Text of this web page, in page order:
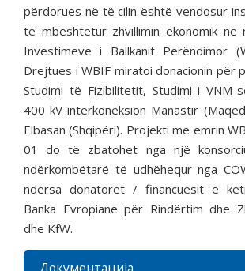
përdorues në të cilin është vendosur
të mbështetur zhvillimin ekonomik në
Investimeve i Ballkanit Perëndimor
Drejtues i WBIF miratoi donacionin për
Studimi të Fizibilitetit, Studimi i VNM-
400 kV interkoneksion Manastir
Elbasan (Shqipëri). Projekti me emrin
01 do të zbatohet nga një
ndërkombëtarë të udhëhequr nga
ndërsa donatorët / financuesit e
Banka Evropiane për Rindërtim dhe
dhe KfW.